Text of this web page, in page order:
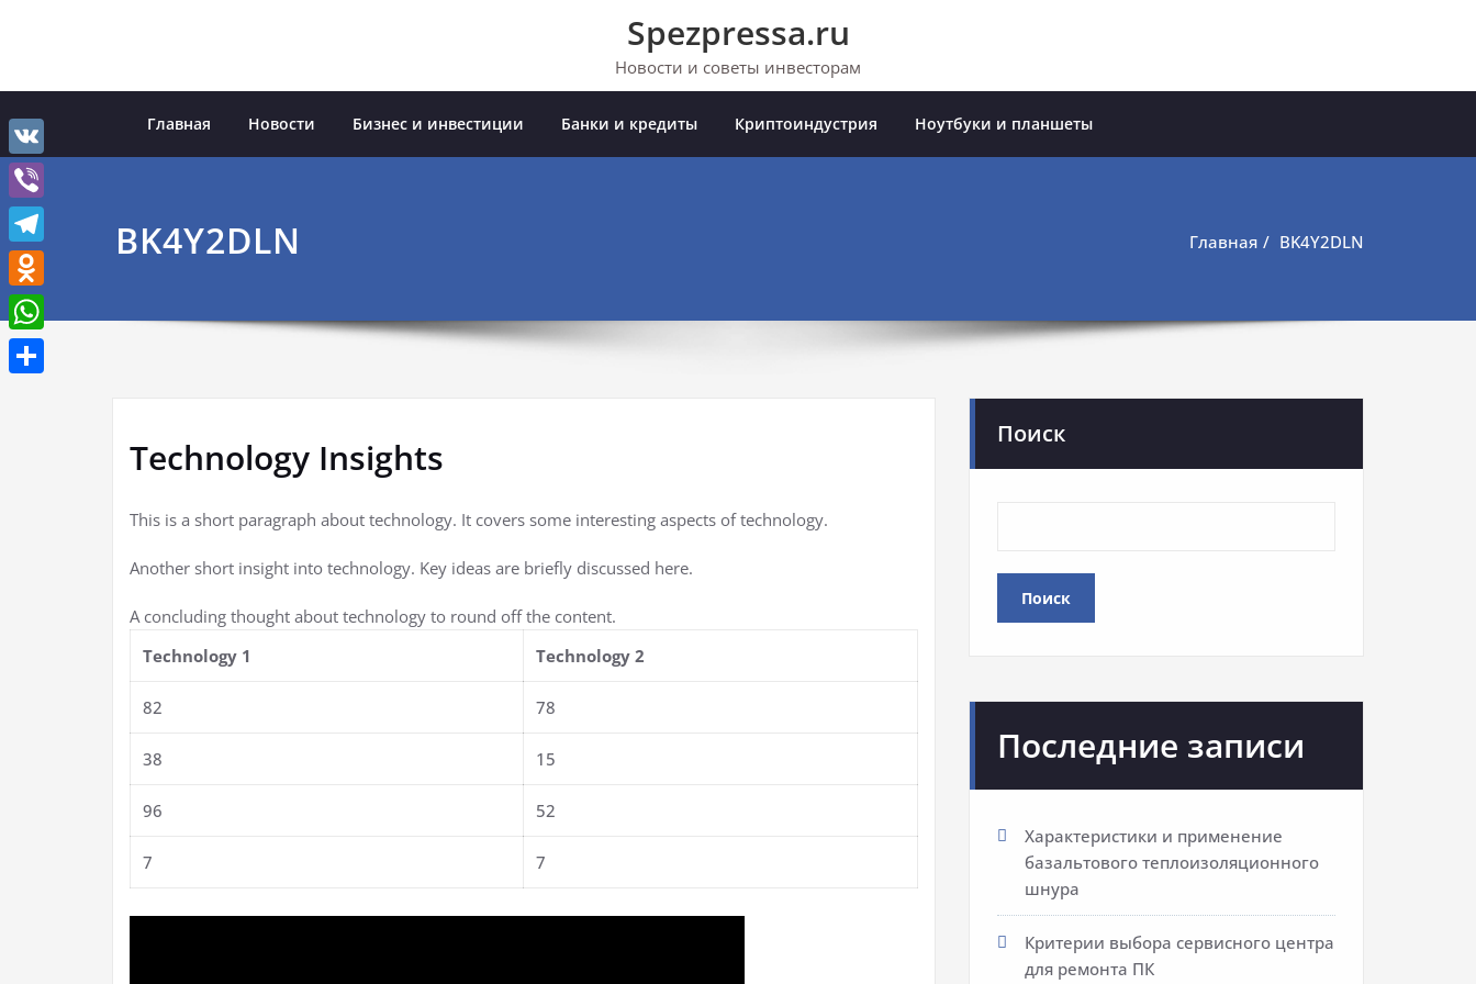
Spezpressa.ru
Новости и советы инвесторам
Главная Новости Бизнес и инвестиции Банки и кредиты Криптоиндустрия Ноутбуки и планшеты
BK4Y2DLN Главная BK4Y2DLN
Technology Insights
This is a short paragraph about technology. It covers some interesting aspects of technology.
Another short insight into technology. Key ideas are briefly discussed here.
A concluding thought about technology to round off the content.
Technology 1
Technology 2
82 78
38 15
96 52
7 7
Поиск
Поиск
Последние записи
Характеристики и применение
базальтового теплоизоляционного
шнура
Критерии выбора сервисного центра
для ремонта ПК
VK
Viber
Telegram
Odnoklassniki
WhatsApp